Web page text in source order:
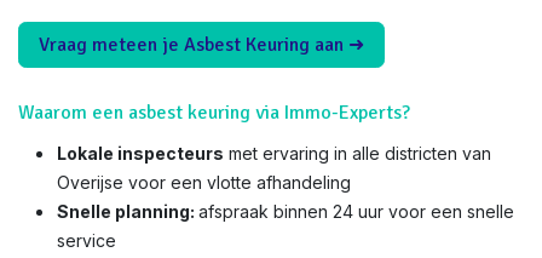
Vraag meteen je Asbest Keuring aan ➜
Waarom een asbest keuring via Immo-Experts?
Lokale inspecteurs met ervaring in alle districten van
Overijse voor een vlotte afhandeling
Snelle planning: afspraak binnen 24 uur voor een snelle
service